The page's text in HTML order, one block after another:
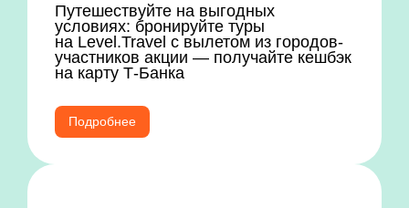
Путешествуйте на выгодных
условиях: бронируйте туры
на Level.Travel с вылетом из городов-
участников акции — получайте кешбэк
на карту Т-Банка
Подробнее